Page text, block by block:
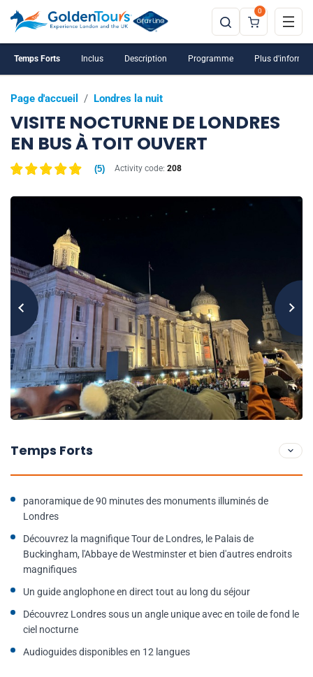
0
Page d'accueil / Londres la nuit
VISITE NOCTURNE DE LONDRES
EN BUS À TOIT OUVERT
(5) Activity code: 208
Temps Forts Inclus Description Programme Plus
Temps Forts
panoramique de 90 minutes des monuments illuminés de
Londres
Découvrez la magnifique Tour de Londres, le Palais de
Buckingham, l'Abbaye de Westminster et bien d'autres endroits
magnifiques
Un guide anglophone en direct tout au long du séjour
Découvrez Londres sous un angle unique avec en toile de fond le
ciel nocturne
Audioguides disponibles en 12 langues